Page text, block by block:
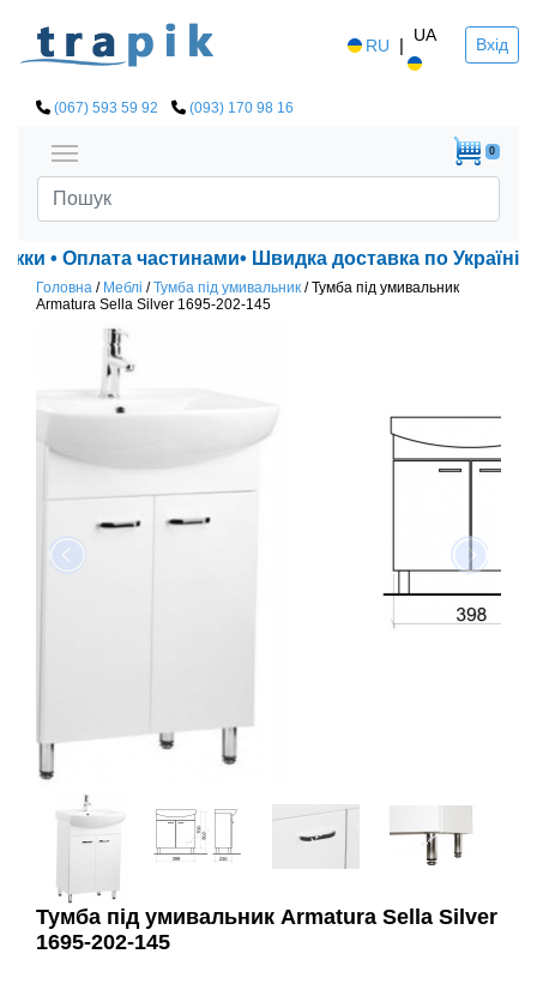
RU | UA Вхід
(067) 593 59 92 (093) 170 98 16
0
• Оплата частинами• Швидка доставка по Україні!
Головна / Меблі /Тумба під умивальник /Тумба під умивальник
Armatura Sella Silver 1695-202-145
Тумба під умивальник Armatura Sella Silver
1695-202-145